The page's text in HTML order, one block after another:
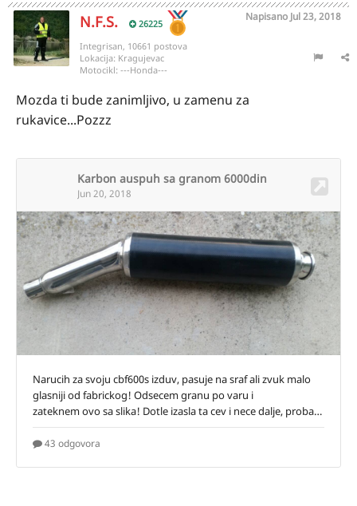
N.F.S. 26225
Napisano Jul 23, 2018
Integrisan, 10661 postova
Lokacija: Kragujevac
Motocikl: ---Honda---
Mozda ti bude zanimljivo, u zamenu za
rukavice...Pozzz